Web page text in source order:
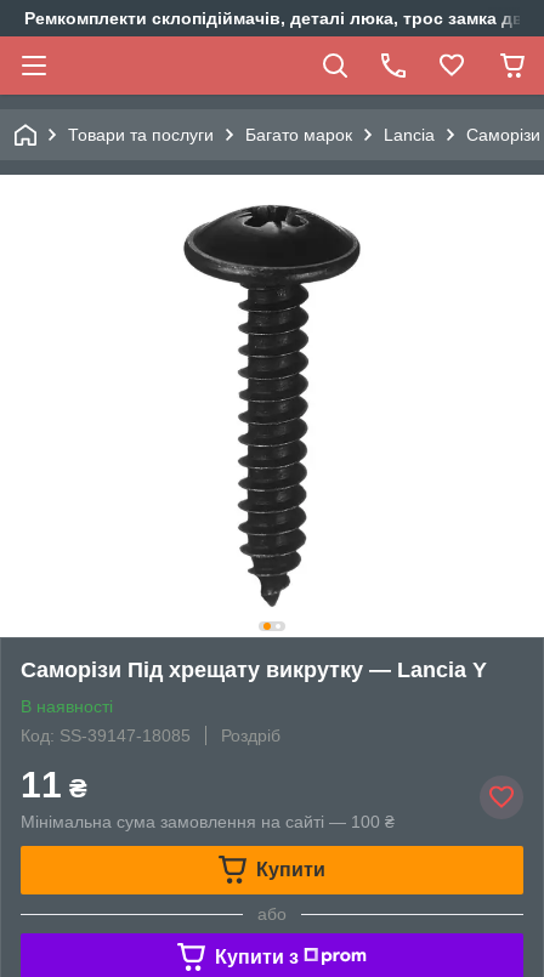
Ремкомплекти склопідіймачів, деталі люка, трос замка
Товари та послуги Багато марок Lancia
Саморізи Під хрещату викрутку — Lancia Y
В наявності
Код: SS-39147-18085
Роздріб
11 ₴
Мінімальна сума замовлення на сайті — 100 ₴
Купити
або
Купити з